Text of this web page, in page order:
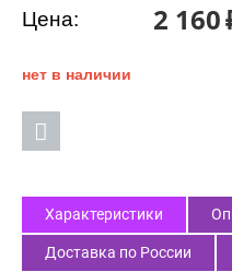
Цена: 2 160
нет в наличии
Характеристики
Доставка по России